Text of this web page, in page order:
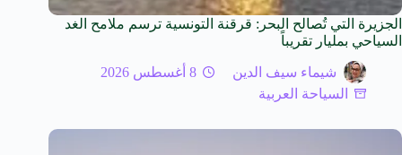
الجزيرة التي تُصالح البحر: قرقنة التونسية ترسم ملامح الغد
السياحي بمليار تقريباً
شيماء سيف الدين
8 أغسطس 2026
السياحة العربية